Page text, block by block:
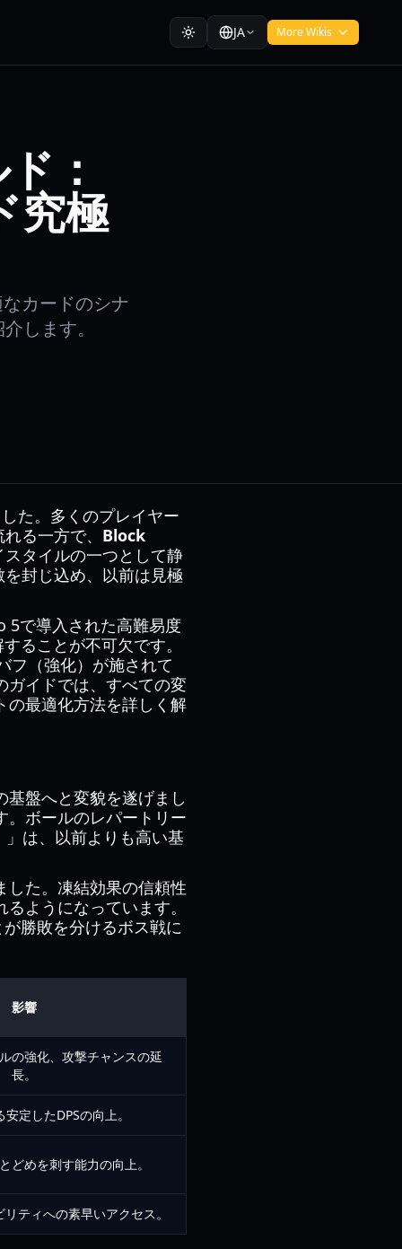
JA More Wikis
：
究極
カードのシナ
します。
た。多くのプレイヤー
る一方で、 Block
タイルの一つとして静
封じ込め、以前は見極
5で導入された高難易度
ることが不可欠です。
フ（強化）が施されて
ガイドでは、すべての変
の最適化方法を詳しく解
盤へと変貌を遂げまし
。ボールのレパートリー
は、以前よりも高い基
した。凍結効果の信頼性
ようになっています。
勝敗を分けるボス戦に
影響
の強化、攻撃チャンスの延
長。
定したDPSの向上。
どめを刺す能力の向上。
ティへの素早いアクセス。